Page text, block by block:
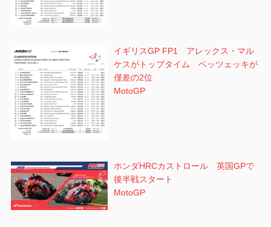
イギリスGP FP1 アレックス・マル
ケスがトップタイム ベッツェッキが
僅差の2位
MotoGP
ホンダHRCカストロール 英国GPで
後半戦スタート
MotoGP